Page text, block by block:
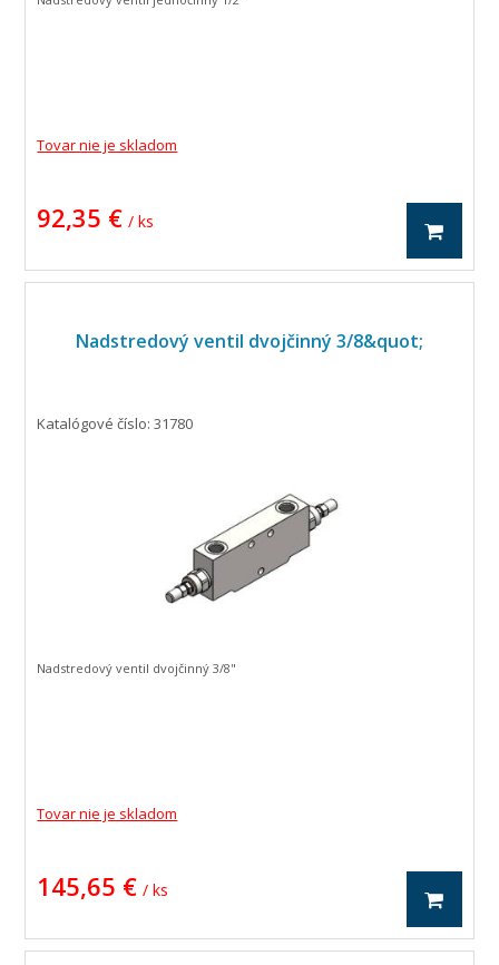
Tovar nie je skladom
92,35 € / ks
Nadstredový ventil dvojčinný 3/8&quot;
Katalógové číslo: 31780
Tovar nie je skladom
145,65 € / ks
Nadstredový ventil dvojčinný 3/8"